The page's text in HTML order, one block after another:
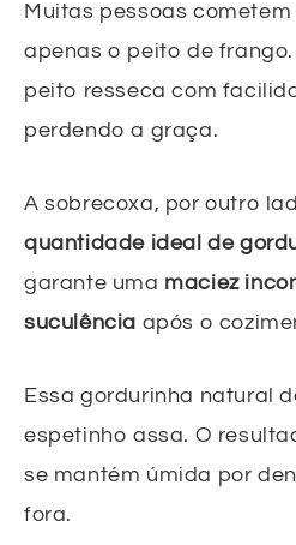
Muitas pessoas
apenas o peito de
peito resseca com
perdendo a graça.
A sobrecoxa, por outro
quantidade ideal de
garante uma maciez
suculência após o
Essa gordurinha natural
espetinho assa. O
se mantém úmida por
fora.